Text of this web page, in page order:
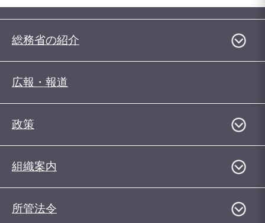
総務省の紹介
広報・報道
政策
組織案内
所管法令